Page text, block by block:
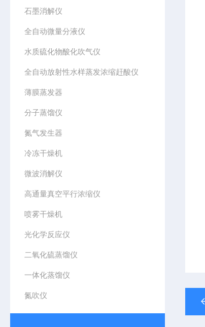
石墨消解仪
全自动微量分液仪
水质硫化物酸化吹气仪
全自动放射性水样蒸发浓缩赶酸仪
薄膜蒸发器
分子蒸馏仪
氮气发生器
冷冻干燥机
微波消解仪
高通量真空平行浓缩仪
喷雾干燥机
光化学反应仪
二氧化硫蒸馏仪
一体化蒸馏仪
氮吹仪